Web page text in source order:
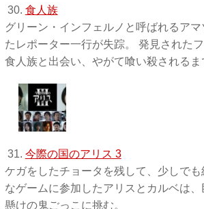
30. 食人族
グリーン・インフェルノと呼ばれるア
たレポーター一行が失踪。 発見された
食人族と出会い、やがて喰い殺されるま
31. 今際の国のアリス 3
ケガをしたチョータを残して、少しで
なゲームに参加したアリスとカルベは
懸けの鬼ごっこに挑む。